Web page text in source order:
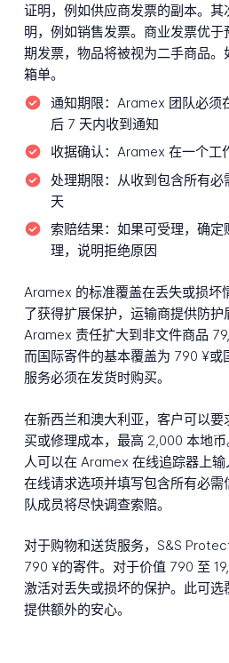
证明，例如供应商发票的副本。
明，例如销售发票。商业发票优
期发票，物品将被视为二手商品
箱单。
通知期限： Aramex 团队必须
后 7 天内收到通知
收据确认： Aramex 在一个工
处理期限：
从收到包含所有
天
索赔结果： 如果可受理，确定
理，说明拒绝原因
Aramex 的标准覆盖在丢失或损坏
了获得扩展保护，运输商提供防
Aramex 责任扩大到非文件商品
而国际寄件的基本覆盖为 790 ¥或
服务必须在发货时购买。
在新西兰和澳大利亚，客户可以
买或修理成本，最高 2,000 本地
人可以在 Aramex 在线追踪器上
在线请求选项并填写包含所有必
队成员将尽快调查索赔。
对于购物和送货服务，S&S
790 ¥的寄件。对于价值 790 至
激活对丢失或损坏的保护。此可
提供额外的安心。